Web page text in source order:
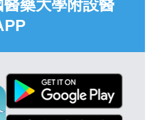
醫藥大學附設醫